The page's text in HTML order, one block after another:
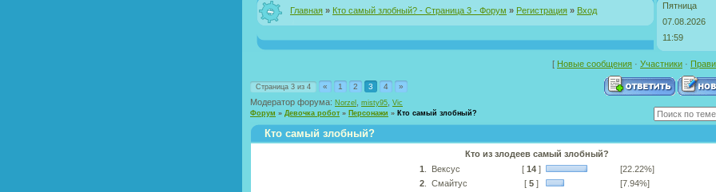
Главная » Кто самый злобный? - Страница 3 - Форум » Регистрация » Вход
Пятница
07.08.2026
11:59
[ Новые сообщения · Участники ·
Страница 3 из 4 « 1 2 3 4 »
Модератор форума: Norzel misty95 Vic
Форум » Девочка робот » Персонажи » Кто самый злобный?
Кто самый злобный?
Кто из злодеев самый злобный?
1
Вексус [ 14 ]
[22.22%]
2
Смайтус [ 5 ]
[7.94%]